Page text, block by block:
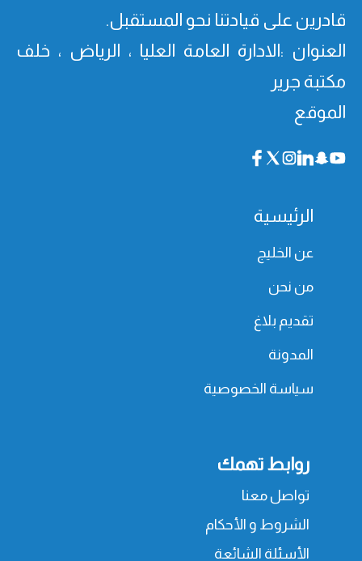
قادرین على قیادتنا نحو المستقبل.
العنوان :الادارة العامة العليا ، الرياض ، خلف
مكتبة جرير
الموقع
الرئيسية
عن الخليج
من نحن
تقديم بلاغ
المدونة
سياسة الخصوصية
روابط تهمك
تواصل معنا
الشروط و الأحكام
الأسئلة الشائعة